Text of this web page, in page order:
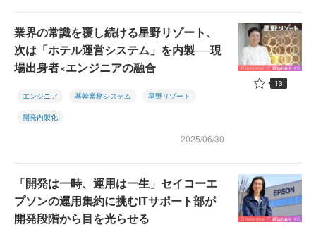
業界の常識を覆し続ける星野リゾート、
次は「ホテル運営システム」を内製──現
場出身者×エンジニアの融合
エンジニア 基幹業務システム 星野リゾート
開発内製化
2025/06/30
13
「開発は一時、運用は一生」セイコーエ
プソンの運用集約に挑むITサポート部が
開発段階から目を光らせる